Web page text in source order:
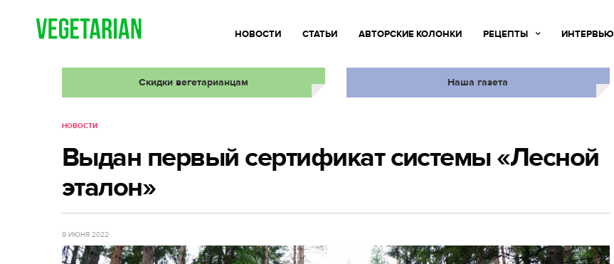
НОВОСТИ СТАТЬИ АВТОРСКИЕ КОЛОНКИ РЕЦЕПТЫ ИНТЕРВЬЮ
Скидки вегетарианцам Наша газета
НОВОСТИ
Выдан первый сертификат системы «Лесной
эталон»
9 ИЮНЯ 2022